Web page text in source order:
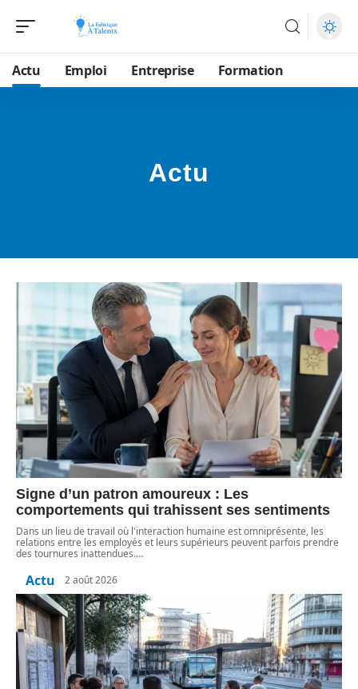
Actu Emploi Entreprise Formation
Actu
Signe d’un patron amoureux : Les
comportements qui trahissent ses sentiments
Dans un lieu de travail où l'interaction humaine est omniprésente, les
relations entre les employés et leurs supérieurs peuvent parfois prendre
des tournures inattendues.…
Actu 2 août 2026